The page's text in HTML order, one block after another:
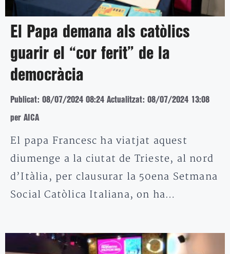
El Papa demana als catòlics
guarir el “cor ferit” de la
democràcia
Publicat: 08/07/2024 08:24 Actualitzat: 08/07/2024 13:08
per AICA
El papa Francesc ha viatjat aquest
diumenge a la ciutat de Trieste, al nord
d’Itàlia, per clausurar la 50ena Setmana
Social Catòlica Italiana, on ha…